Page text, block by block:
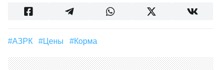
#АЗРК #цены #корма